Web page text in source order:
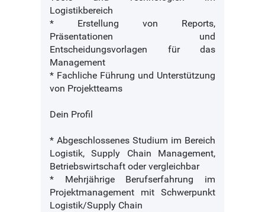
Logistikbereich
* Erstellung von Reports,
Präsentationen und
Entscheidungsvorlagen für das
Management
* Fachliche Führung und Unterstützung
von Projektteams
Dein Profil
* Abgeschlossenes Studium im Bereich
Logistik, Supply Chain Management,
Betriebswirtschaft oder vergleichbar
* Mehrjährige Berufserfahrung im
Projektmanagement mit Schwerpunkt
Logistik/Supply Chain